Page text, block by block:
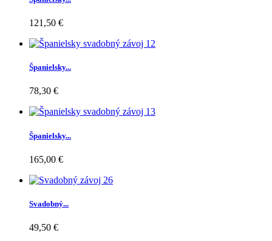
121,50 €
Španielsky...
78,30 €
Španielsky...
165,00 €
Svadobný...
49,50 €